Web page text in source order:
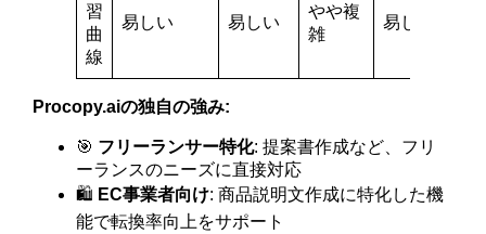
習
曲
線
易しい 易しい
やや複
雑
易しい
Procopy.aiの独自の強み:
🎯 フリーランサー特化: 提案書作成など、フリ
ーランスのニーズに直接対応
🛍️ EC事業者向け: 商品説明文作成に特化した機
能で転換率向上をサポート